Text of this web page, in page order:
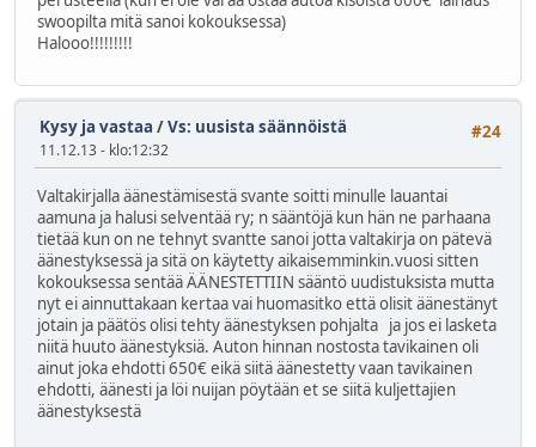
swoopilta mitä sanoi kokouksessa)
Halooo!!!!!!!!!
#24
Kysy ja vastaa /Vs: uusista säännöistä
11.12.13 - klo:12:32
Valtakirjalla äänestämisestä svante soitti minulle lauantai
aamuna ja halusi selventää ry; n sääntöjä kun hän ne parhaana
tietää kun on ne tehnyt svantte sanoi jotta valtakirja on pätevä
äänestyksessä ja sitä on käytetty aikaisemminkin.vuosi sitten
kokouksessa sentää ÄÄNESTETTIIN sääntö uudistuksista mutta
nyt ei ainnuttakaan kertaa vai huomasitko että olisit äänestänyt
jotain ja päätös olisi tehty äänestyksen pohjalta ja jos ei lasketa
niitä huuto äänestyksiä. Auton hinnan nostosta tavikainen oli
ainut joka ehdotti 650€ eikä siitä äänestetty vaan tavikainen
ehdotti, äänesti ja löi nuijan pöytään et se siitä kuljettajien
äänestyksestä